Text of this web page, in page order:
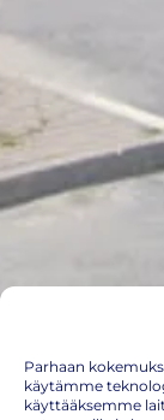
Parhaan
käytämme
käyttääksemme